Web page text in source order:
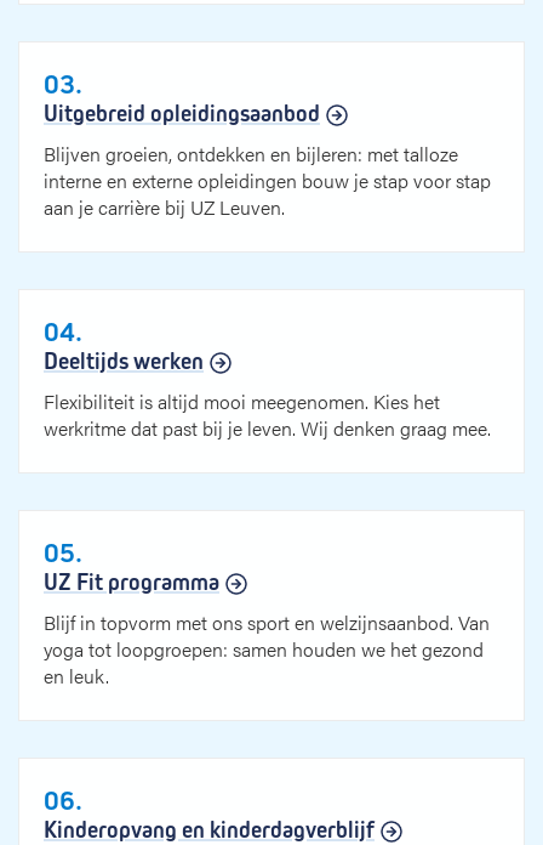
03.
Uitgebreid opleidingsaanbod
Blijven groeien, ontdekken en bijleren: met talloze
interne en externe opleidingen bouw je stap voor stap
aan je carrière bij UZ Leuven.
04.
Deeltijds werken
Flexibiliteit is altijd mooi meegenomen. Kies het
werkritme dat past bij je leven. Wij denken graag mee.
05.
UZ Fit programma
Blijf in topvorm met ons sport en welzijnsaanbod. Van
yoga tot loopgroepen: samen houden we het gezond
en leuk.
06.
Kinderopvang en kinderdagverblijf